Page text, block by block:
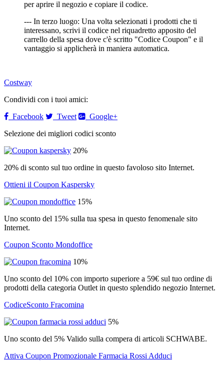
per aprire il negozio e copiare il codice.
--- In terzo luogo: Una volta selezionati i prodotti che ti
interessano, scrivi il codice nel riquadretto apposito del
carrello della spesa dove c'è scritto "Codice Coupon" e il
vantaggio si applicherà in maniera automatica.
Costway
Condividi con i tuoi amici:
Facebook
Tweet
Google+
Selezione dei migliori codici sconto
20%
20% di sconto sul tuo ordine in questo favoloso sito Internet.
Ottieni il Coupon Kaspersky
15%
Uno sconto del 15% sulla tua spesa in questo fenomenale sito
Internet.
Coupon Sconto Mondoffice
10%
Uno sconto del 10% con importo superiore a 59€ sul tuo ordine di
prodotti della categoria Outlet in questo splendido negozio Internet.
CodiceSconto Fracomina
5%
Uno sconto del 5% Valido sulla compera di articoli SCHWABE.
Attiva Coupon Promozionale Farmacia Rossi Adduci